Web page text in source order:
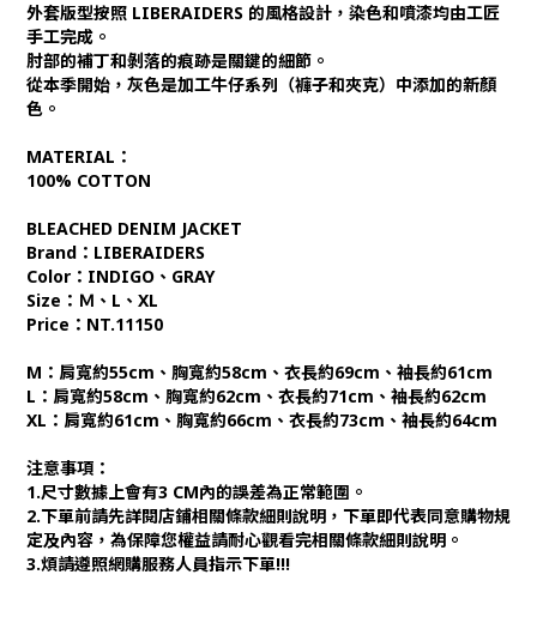
外套版型按照 LIBERAIDERS 的風格設計，染色和噴漆均由工匠
手工完成。
肘部的補丁和剝落的痕跡是關鍵的細節。
從本季開始，灰色是加工牛仔系列（褲子和夾克）中添加的新顏
色。
MATERIAL：
100% COTTON
BLEACHED DENIM JACKET
Brand：LIBERAIDERS
Color： INDIGO 、 GRAY
Size：Ｍ、L、XL
Price：NT.11150
M：肩寬約55cm、胸寬約58cm、衣長約69cm、袖長約61cm
L：肩寬約58cm、胸寬約62cm、衣長約71cm、袖長約62cm
XL：肩寬約61cm、胸寬約66cm、衣長約73cm、袖長約64cm
注意事項：
1.尺寸數據上會有3 CM內的誤差為正常範圍。
2.下單前請先詳閱店鋪相關條款細則說明，下單即代表同意購物規
定及內容，為保障您權益請耐心觀看完相關條款細則說明。
3.煩請遵照網購服務人員指示下單!!!